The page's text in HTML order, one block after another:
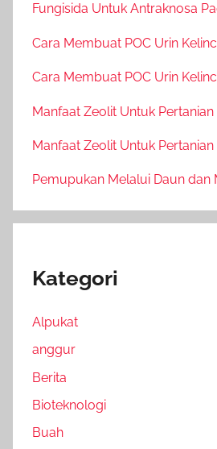
Fungisida Untuk Antraknosa
Cara Membuat POC Urin
Cara Membuat POC Urin
Manfaat Zeolit Untuk Pertanian
Manfaat Zeolit Untuk Pertanian
Pemupukan Melalui Daun dan
Kategori
Alpukat
anggur
Berita
Bioteknologi
Buah